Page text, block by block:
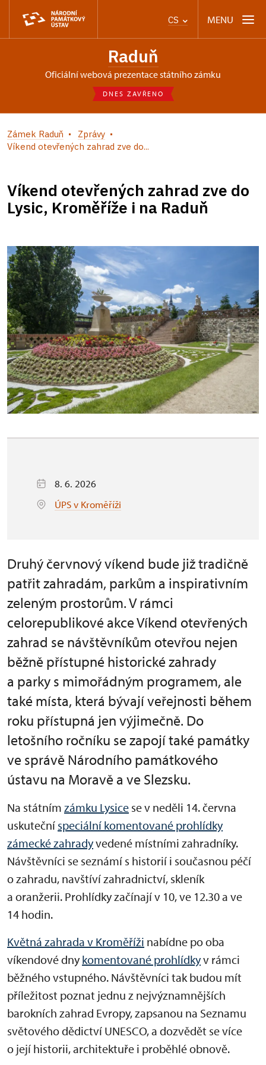
CS MENU
Raduň
oficiální webová prezentace státního zámku
DNES ZAVŘENO
Zámek Raduň
Zprávy
Víkend otevřených zahrad zve do...
Víkend otevřených zahrad zve do
Lysic, Kroměříže i na Raduň
8. 6. 2026
ÚPS v Kroměříži
Druhý červnový víkend bude již tradičně
patřit zahradám, parkům a inspirativním
zeleným prostorům. V rámci
celorepublikové akce Víkend otevřených
zahrad se návštěvníkům otevřou nejen
běžně přístupné historické zahrady
a parky s mimořádným programem, ale
také místa, která bývají veřejnosti během
roku přístupná jen výjimečně. Do
letošního ročníku se zapojí také památky
ve správě Národního památkového
ústavu na Moravě a ve Slezsku.
Na státním zámku Lysice se v neděli 14. června
uskuteční speciální komentované prohlídky
zámecké zahradyvedené místními zahradníky.
Návštěvníci se seznámí s historií i současnou péčí
o zahradu, navštíví zahradnictví, skleník
a oranžerii. Prohlídky začínají v 10, ve 12.30 a ve
14 hodin.
Květná zahrada v Kroměříži nabídne po oba
víkendové dny komentované prohlídkyv rámci
běžného vstupného. Návštěvníci tak budou mít
příležitost poznat jednu z nejvýznamnějších
barokních zahrad Evropy, zapsanou na Seznamu
světového dědictví UNESCO, a dozvědět se více
o její historii, architektuře i proběhlé obnově.